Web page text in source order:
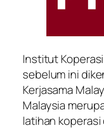
Institut
sebelum ini
Kerjasama
Malaysia
latihan koperasi